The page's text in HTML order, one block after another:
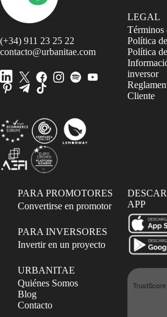
(+34) 911 23 25 22
contacto@urbanitae.com
LEGAL
Términos
Política
Política
inversor
Cliente
PARA PROMOTORES
Convertirse en promotor
PARA INVERSORES
Invertir en un proyecto
URBANITAE
Quiénes Somos
Blog
Contacto
APP